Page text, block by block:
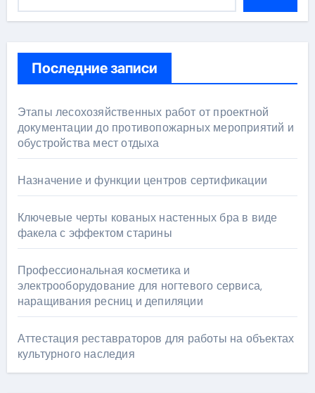
Последние записи
Этапы лесохозяйственных работ от проектной
документации до противопожарных мероприятий и
обустройства мест отдыха
Назначение и функции центров сертификации
Ключевые черты кованых настенных бра в виде
факела с эффектом старины
Профессиональная косметика и
электрооборудование для ногтевого сервиса,
наращивания ресниц и депиляции
Аттестация реставраторов для работы на объектах
культурного наследия